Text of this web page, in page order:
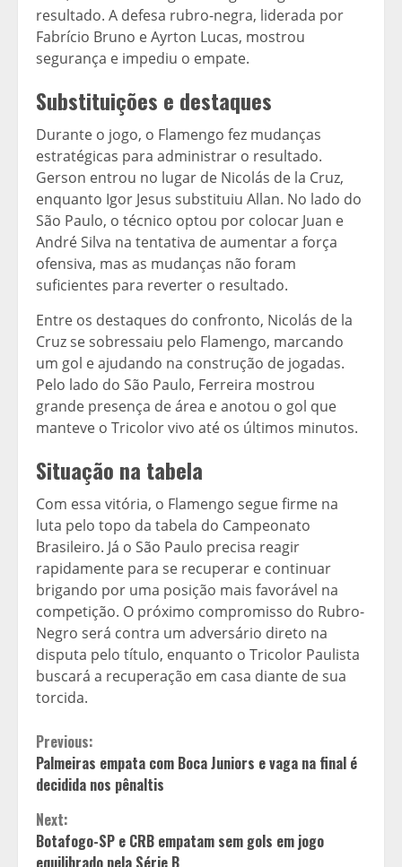
resultado. A defesa rubro-negra, liderada por
Fabrício Bruno e Ayrton Lucas, mostrou
segurança e impediu o empate.
Substituições e destaques
Durante o jogo, o Flamengo fez mudanças
estratégicas para administrar o resultado.
Gerson entrou no lugar de Nicolás de la Cruz,
enquanto Igor Jesus substituiu Allan. No lado do
São Paulo, o técnico optou por colocar Juan e
André Silva na tentativa de aumentar a força
ofensiva, mas as mudanças não foram
suficientes para reverter o resultado.
Entre os destaques do confronto, Nicolás de la
Cruz se sobressaiu pelo Flamengo, marcando
um gol e ajudando na construção de jogadas.
Pelo lado do São Paulo, Ferreira mostrou
grande presença de área e anotou o gol que
manteve o Tricolor vivo até os últimos minutos.
Situação na tabela
Com essa vitória, o Flamengo segue firme na
luta pelo topo da tabela do Campeonato
Brasileiro. Já o São Paulo precisa reagir
rapidamente para se recuperar e continuar
brigando por uma posição mais favorável na
competição. O próximo compromisso do Rubro-
Negro será contra um adversário direto na
disputa pelo título, enquanto o Tricolor Paulista
buscará a recuperação em casa diante de sua
torcida.
Continue
Reading
Previous:
Palmeiras empata com Boca Juniors e vaga na final é
decidida nos pênaltis
Next:
Botafogo-SP e CRB empatam sem gols em jogo